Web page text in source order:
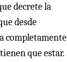
decrete la
desde
completamente
que estar.